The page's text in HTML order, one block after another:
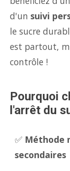
d'un suivi
le sucre
est partout,
contrôle !
Pourquoi
l'arrêt du
✅ Méthode
secondaires